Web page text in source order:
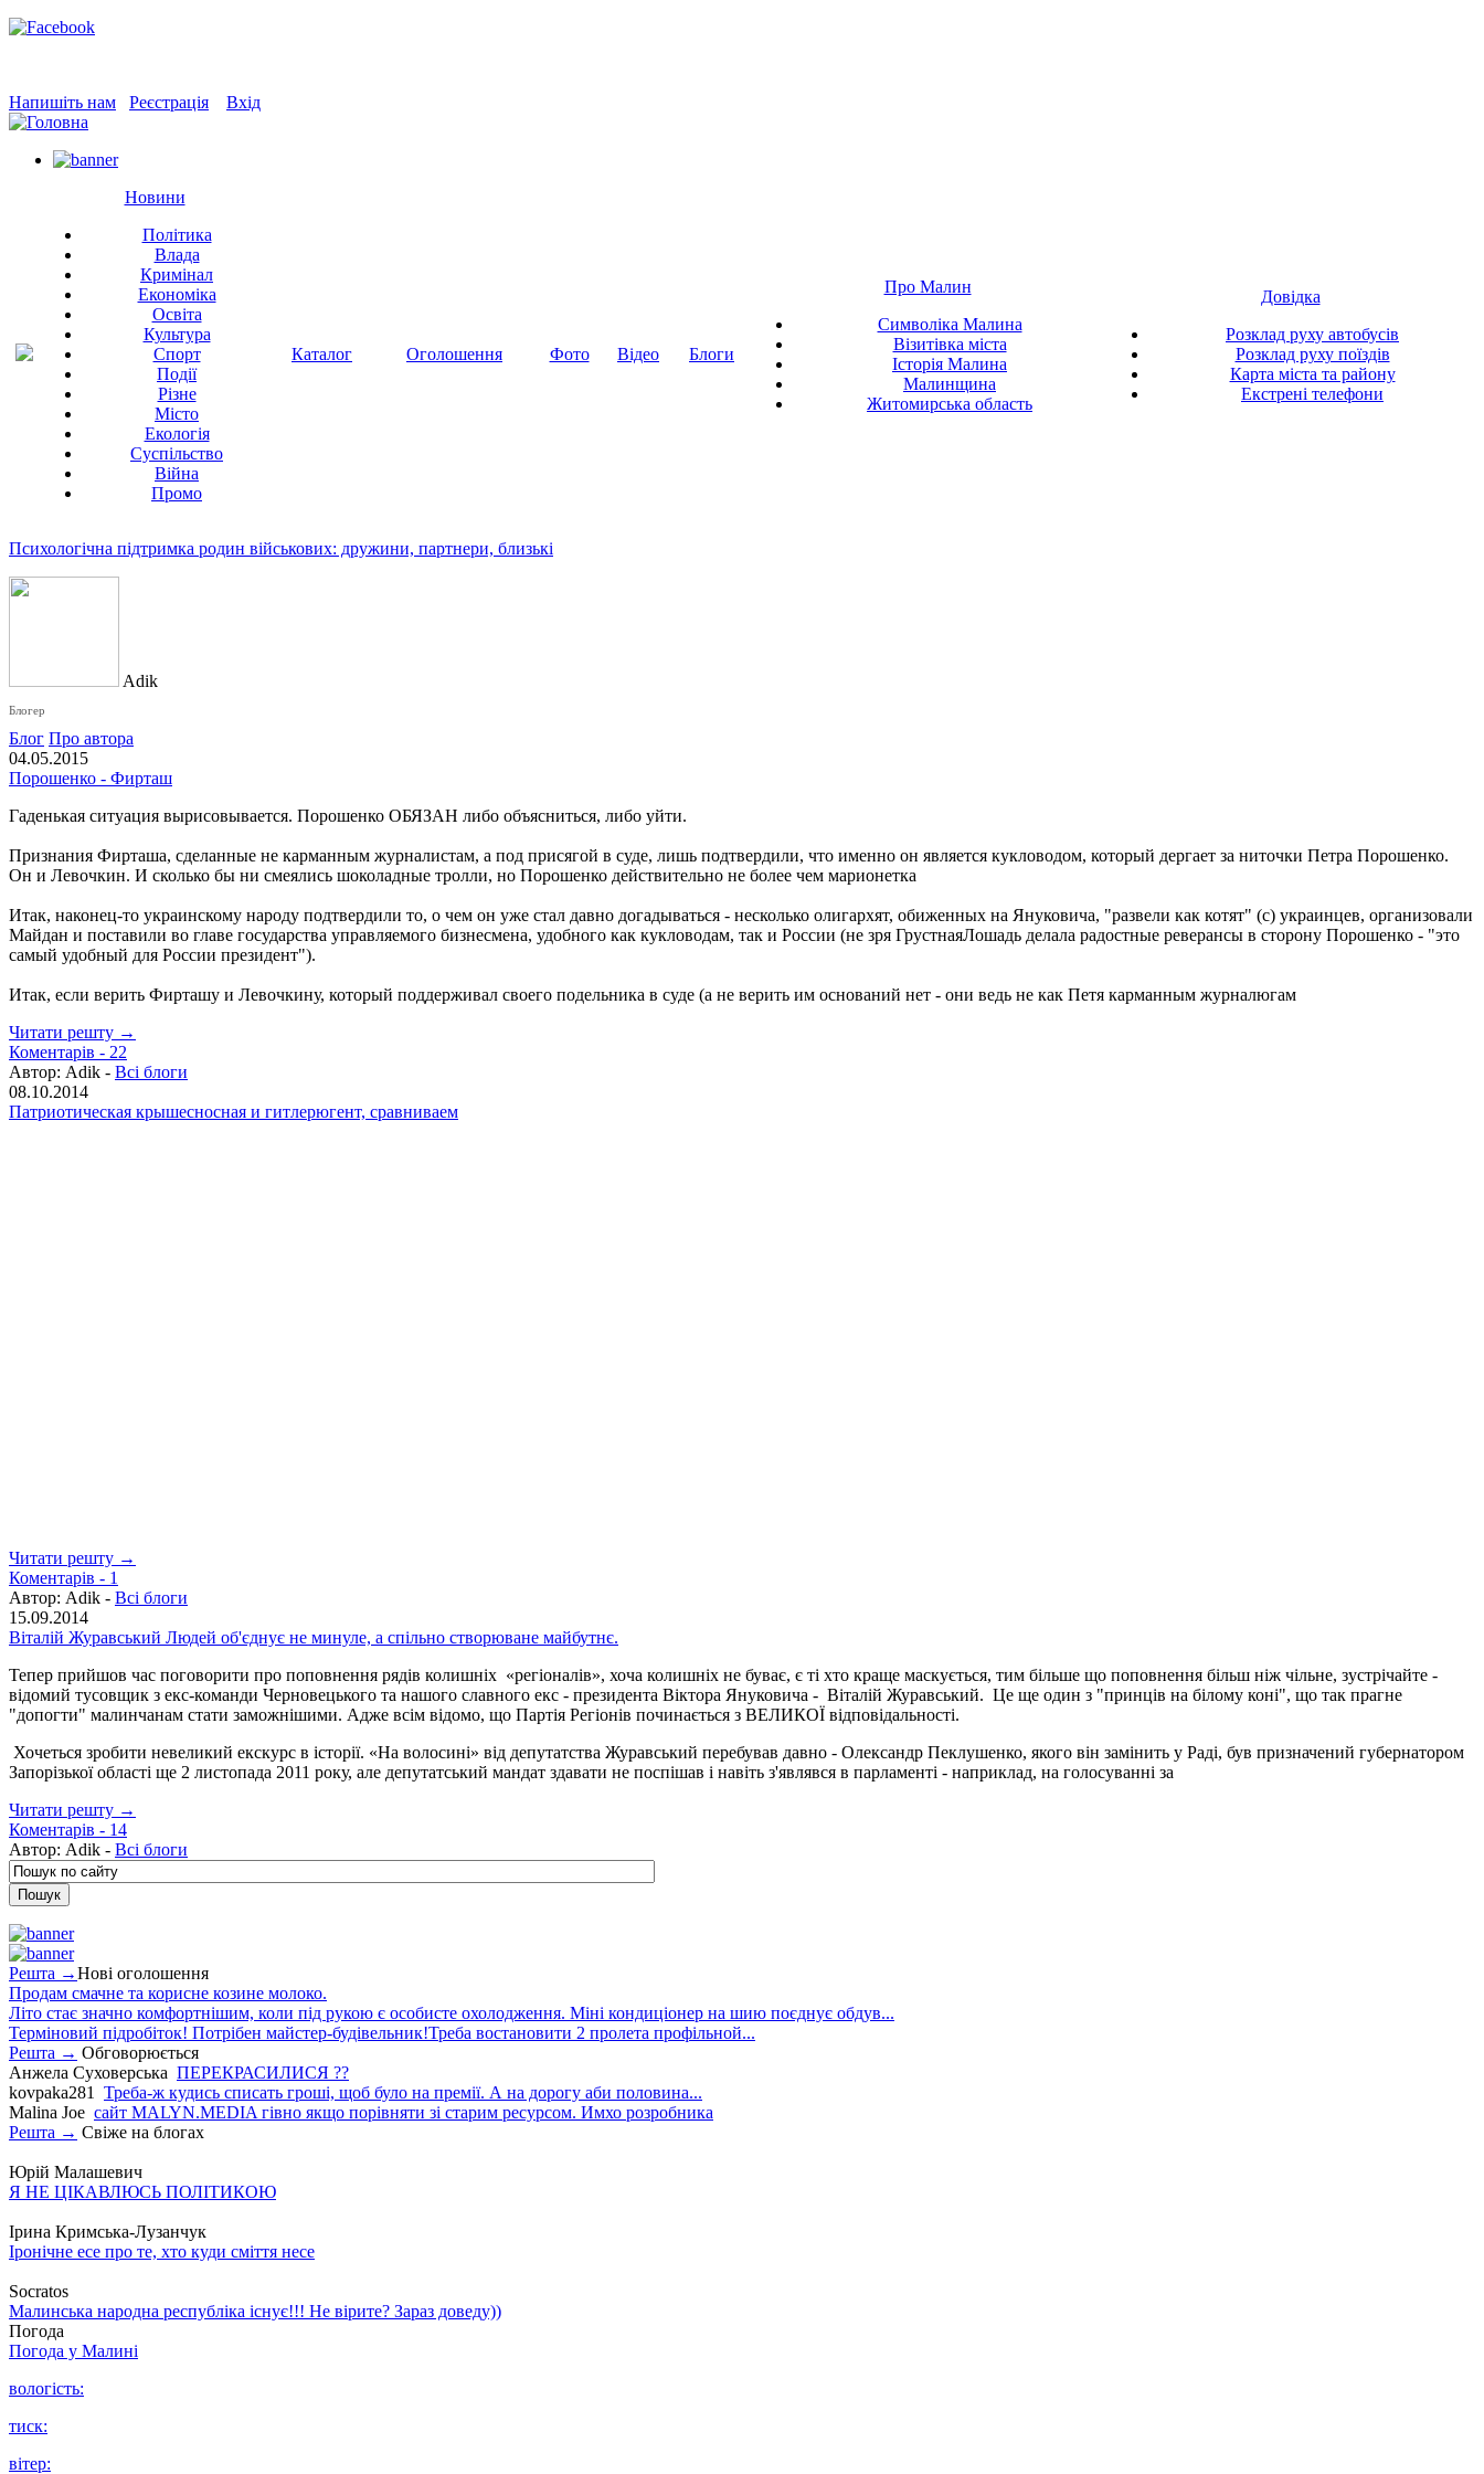
Напишіть нам Реєстрація Вхід
Новини
Політика
Влада
Кримінал
Економіка
Освіта
Культура
Спорт
Події
Різне
Місто
Екологія
Суспільство
Війна
Промо
Каталог Оголошення Фото Відео Блоги
Про Малин
Символіка Малина
Візитівка міста
Історія Малина
Малинщина
Житомирська область
Довідка
Розклад руху автобусів
Розклад руху поїздів
Карта міста та району
Екстрені телефони
Психологічна підтримка родин військових: дружини, партнери, близькі
Adik
Блогер
Блог Про автора
04.05.2015
Порошенко - Фирташ
Гаденькая ситуация вырисовывается. Порошенко ОБЯЗАН либо объясниться, либо уйти.
Признания Фирташа, сделанные не карманным журналистам, а под присягой в суде, лишь подтвердили, что именно он является кукловодом, который дергает за ниточки Петра Порошенко.
Он и Левочкин. И сколько бы ни смеялись шоколадные тролли, но Порошенко действительно не более чем марионетка
Итак, наконец-то украинскому народу подтвердили то, о чем он уже стал давно догадываться - несколько олигархят, обиженных на Януковича, "развели как котят" (с) украинцев, организовали
Майдан и поставили во главе государства управляемого бизнесмена, удобного как кукловодам, так и России (не зря ГрустнаяЛошадь делала радостные реверансы в сторону Порошенко - "это
самый удобный для России президент").
Итак, если верить Фирташу и Левочкину, который поддерживал своего подельника в суде (а не верить им оснований нет - они ведь не как Петя карманным журналюгам
Читати решту →
Коментарів - 22
Автор: Adik - Всі блоги
08.10.2014
Патриотическая крышесносная и гитлерюгент, сравниваем
Читати решту →
Коментарів - 1
Автор: Adik - Всі блоги
15.09.2014
Віталій Журавський Людей об'єднує не минуле, а спільно створюване майбутнє.
Тепер прийшов час поговорити про поповнення рядів колишніх «регіоналів», хоча колишніх не буває, є ті хто краще маскується, тим більше що поповнення більш ніж чільне, зустрічайте -
відомий тусовщик з екс-команди Черновецького та нашого славного екс - президента Віктора Януковича - Віталій Журавський. Це ще один з "принців на білому коні", що так прагне
"допогти" малинчанам стати заможнішими. Адже всім відомо, що Партія Регіонів починається з ВЕЛИКОЇ відповідальності.
Хочеться зробити невеликий екскурс в історії. «На волосині» від депутатства Журавський перебував давно - Олександр Пеклушенко, якого він замінить у Раді, був призначений губернатором
Запорізької області ще 2 листопада 2011 року, але депутатський мандат здавати не поспішав і навіть з'являвся в парламенті - наприклад, на голосуванні за
Читати решту →
Коментарів - 14
Автор: Adik - Всі блоги
Решта →Нові оголошення
Продам смачне та корисне козине молоко.
Літо стає значно комфортнішим, коли під рукою є особисте охолодження. Міні кондиціонер на шию поєднує обдув...
Терміновий підробіток! Потрібен майстер-будівельник!Треба востановити 2 пролета профільной...
Решта → Обговорюється
Анжела Суховерська ПЕРЕКРАСИЛИСЯ ??
kovpaka281
Треба-ж кудись списать гроші, щоб було на премії. А на дорогу аби половина...
Malina Joe сайт MALYN.MEDIA гiвно якщо порiвняти зi старим ресурсом. Имхо розробника
Решта → Свіже на блогах
Юрій Малашевич
Я НЕ ЦІКАВЛЮСЬ ПОЛІТИКОЮ
Ірина Кримська-Лузанчук
Іронічне есе про те, хто куди сміття несе
Socratos
Малинська народна республіка існує!!! Не вірите? Зараз доведу))
Погода
Погода у Малині
вологість:
тиск:
вітер: